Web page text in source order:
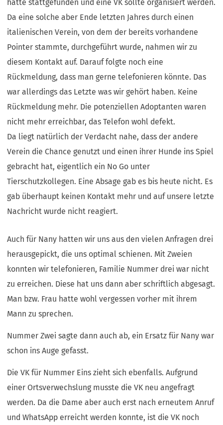
hatte stattgefunden und eine VK sollte organisiert werden.
Da eine solche aber Ende letzten Jahres durch einen
italienischen Verein, von dem der bereits vorhandene
Pointer stammte, durchgeführt wurde, nahmen wir zu
diesem Kontakt auf. Darauf folgte noch eine
Rückmeldung, dass man gerne telefonieren könnte. Das
war allerdings das Letzte was wir gehört haben. Keine
Rückmeldung mehr. Die potenziellen Adoptanten waren
nicht mehr erreichbar, das Telefon wohl defekt.
Da liegt natürlich der Verdacht nahe, dass der andere
Verein die Chance genutzt und einen ihrer Hunde ins Spiel
gebracht hat, eigentlich ein No Go unter
Tierschutzkollegen. Eine Absage gab es bis heute nicht. Es
gab überhaupt keinen Kontakt mehr und auf unsere letzte
Nachricht wurde nicht reagiert.
Auch für Nany hatten wir uns aus den vielen Anfragen drei
herausgepickt, die uns optimal schienen. Mit Zweien
konnten wir telefonieren, Familie Nummer drei war nicht
zu erreichen. Diese hat uns dann aber schriftlich abgesagt.
Man bzw. Frau hatte wohl vergessen vorher mit ihrem
Mann zu sprechen.
Nummer Zwei sagte dann auch ab, ein Ersatz für Nany war
schon ins Auge gefasst.
Die VK für Nummer Eins zieht sich ebenfalls. Aufgrund
einer Ortsverwechslung musste die VK neu angefragt
werden. Da die Dame aber auch erst nach erneutem Anruf
und WhatsApp erreicht werden konnte, ist die VK noch